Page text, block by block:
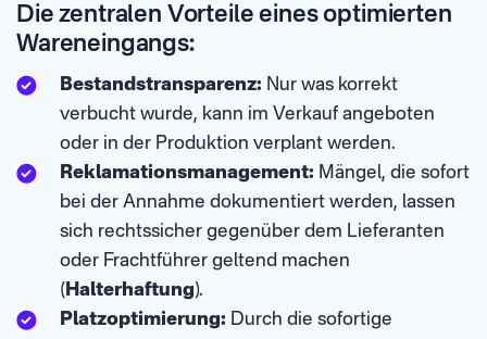
Die zentralen Vorteile eines optimierten
Wareneingangs:
Bestandstransparenz: Nur was korrekt
verbucht wurde, kann im Verkauf angeboten
oder in der Produktion verplant werden.
Reklamationsmanagement: Mängel, die sofort
bei der Annahme dokumentiert werden, lassen
sich rechtssicher gegenüber dem Lieferanten
oder Frachtführer geltend machen
( Halterhaftung).
Platzoptimierung: Durch die sofortige